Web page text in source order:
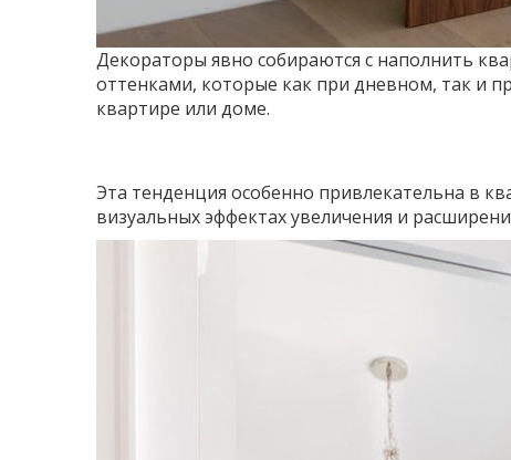
Декораторы явно собираются с наполнить
оттенками, которые как при дневном, так и
квартире или доме.
Эта тенденция особенно привлекательна в
визуальных эффектах увеличения и